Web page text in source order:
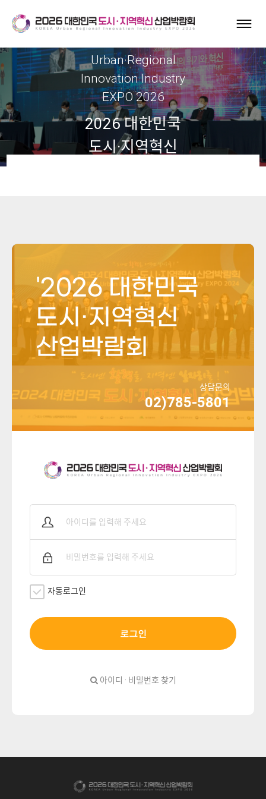
Urban·Regional
Innovation Industry
EXPO 2026
2026 대한민국
도시·지역혁신
'2026 대한민국
도시·지역혁신
산업박람회
상담문의
02)785-5801
자동로그인
로그인
아이디 · 비밀번호 찾기